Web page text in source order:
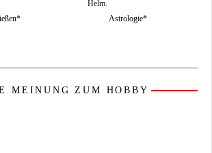
Astrologie*
MEINUNG ZUM HOBBY